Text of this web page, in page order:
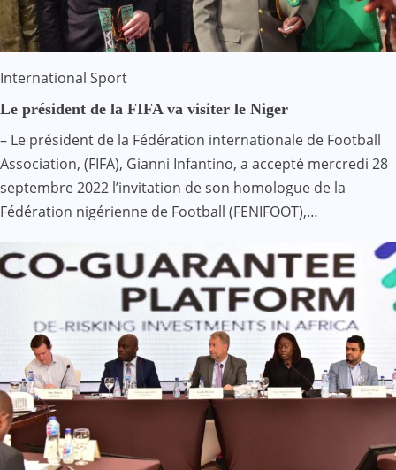
International Sport
Le président de la FIFA va visiter le Niger
– Le président de la Fédération internationale de Football
Association, (FIFA), Gianni Infantino, a accepté mercredi 28
septembre 2022 l’invitation de son homologue de la
Fédération nigérienne de Football (FENIFOOT),…